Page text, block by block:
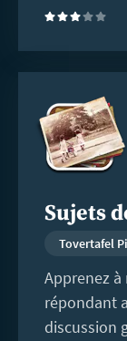
(3)
Sujets
Tovertafel
Apprenez
répondant
discussion
savoir
plus